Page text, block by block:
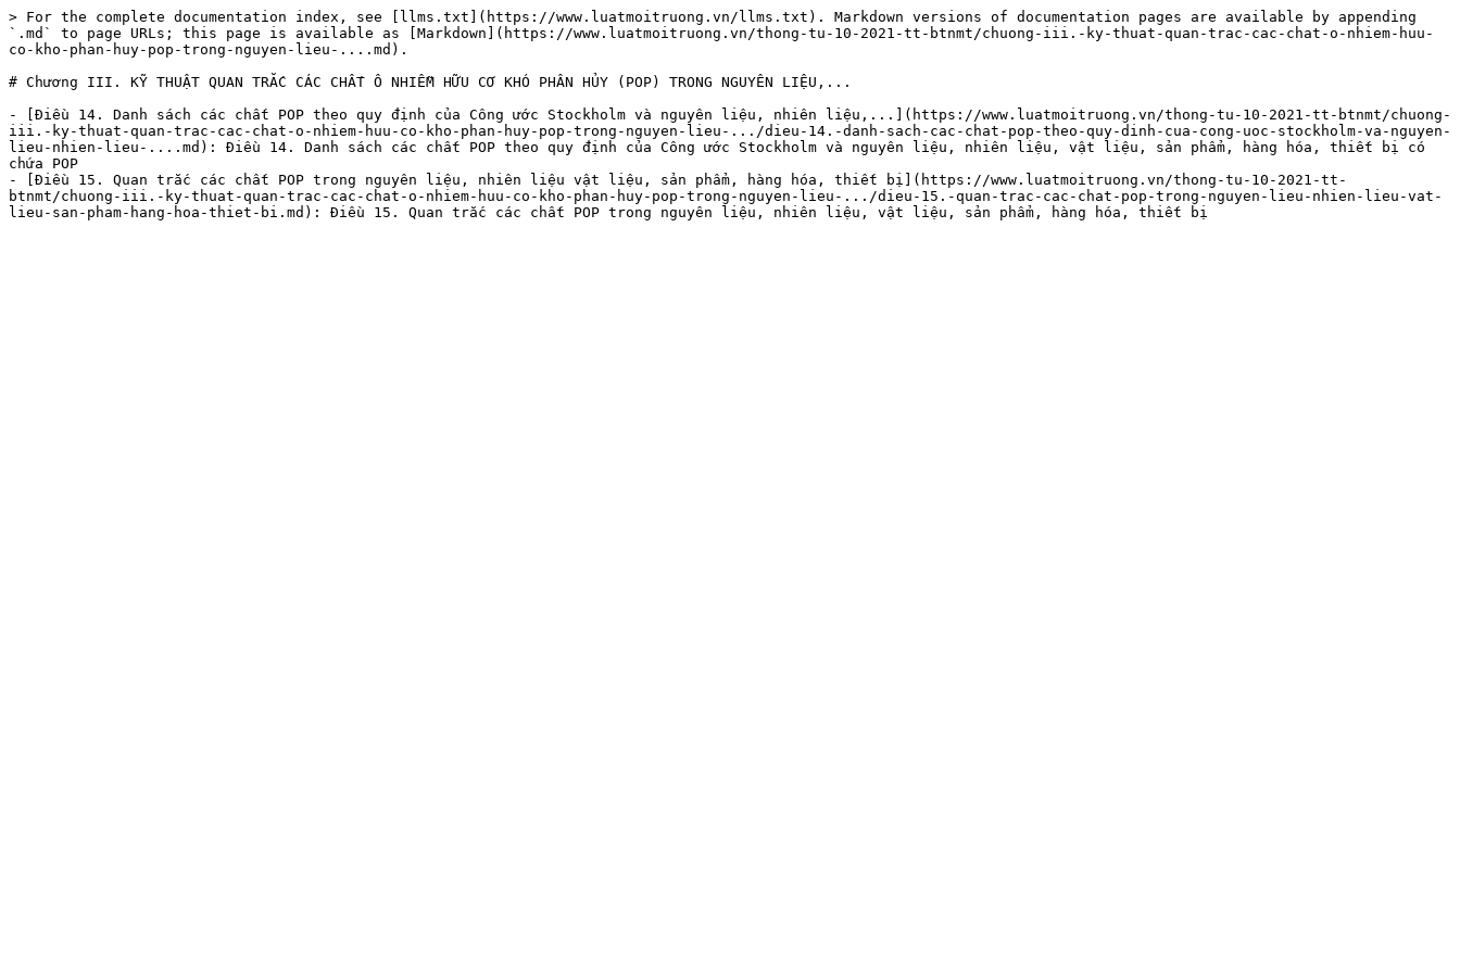
> For the complete documentation index, see [llms.txt](https://www.luatmoitruong.vn/llms.txt). Markdown versions of documentation pages are available by appending
`.md` to page URLs; this page is available as [Markdown](https://www.luatmoitruong.vn/thong-tu-10-2021-tt-btnmt/chuong-iii.-ky-thuat-quan-trac-cac-chat-o-nhiem-huu-
co-kho-phan-huy-pop-trong-nguyen-lieu-....md).
# Chương III. KỸ THUẬT QUAN TRẮC CÁC CHẤT Ô NHIỄM HỮU CƠ KHÓ PHÂN HỦY (POP) TRONG NGUYÊN LIỆU,...
- [Điều 14. Danh sách các chất POP theo quy định của Công ước Stockholm và nguyên liệu, nhiên liệu,...](https://www.luatmoitruong.vn/thong-tu-10-2021-tt-btnmt/chuong-
iii.-ky-thuat-quan-trac-cac-chat-o-nhiem-huu-co-kho-phan-huy-pop-trong-nguyen-lieu-.../dieu-14.-danh-sach-cac-chat-pop-theo-quy-dinh-cua-cong-uoc-stockholm-va-nguyen-
lieu-nhien-lieu-....md): Điều 14. Danh sách các chất POP theo quy định của Công ước Stockholm và nguyên liệu, nhiên liệu, vật liệu, sản phẩm, hàng hóa, thiết bị có
chứa POP
- [Điều 15. Quan trắc các chất POP trong nguyên liệu, nhiên liệu vật liệu, sản phẩm, hàng hóa, thiết bị](https://www.luatmoitruong.vn/thong-tu-10-2021-tt-
btnmt/chuong-iii.-ky-thuat-quan-trac-cac-chat-o-nhiem-huu-co-kho-phan-huy-pop-trong-nguyen-lieu-.../dieu-15.-quan-trac-cac-chat-pop-trong-nguyen-lieu-nhien-lieu-vat-